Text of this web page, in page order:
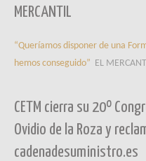
MERCANTIL
“Queríamos disponer de una
hemos conseguido” EL
CETM cierra su 20º
Ovidio de la Roza y
cadenadesuministro.es